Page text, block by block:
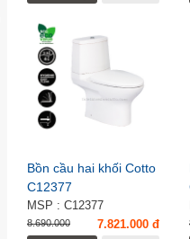
Bồn cầu hai khối Cotto
C12377
MSP : C12377
8.690.000 7.821.000 đ